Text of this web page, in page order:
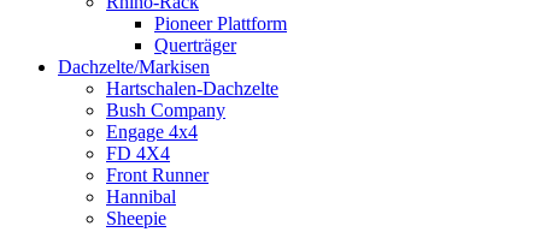
Pioneer Plattform
Querträger
Dachzelte/Markisen
Hartschalen-Dachzelte
Bush Company
Engage 4x4
FD 4X4
Front Runner
Hannibal
Sheepie